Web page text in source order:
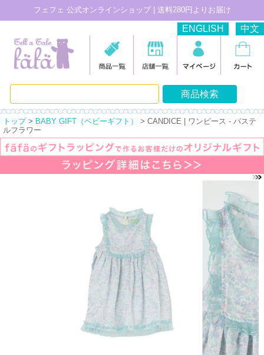
フェフェ 公式オンラインショップ | 送料280円よりお届け
ENGLISH 中文
トップ> BABY GIFT（ベビーギフト）
> CANDICE | ワンピース - パステ
ルフラワー